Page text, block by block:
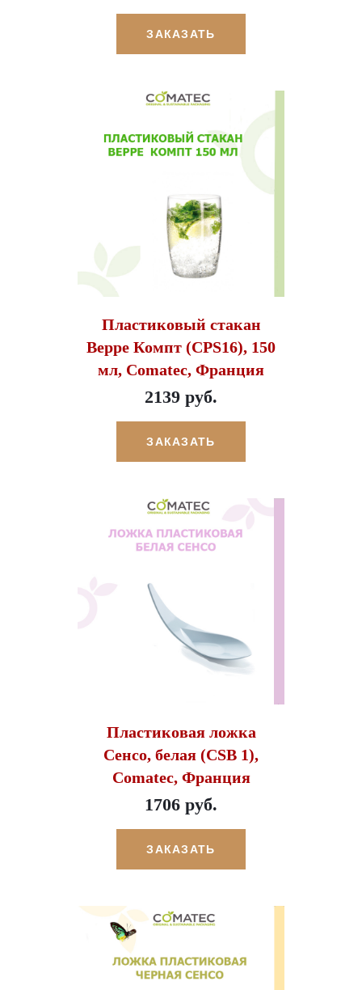
ЗАКАЗАТЬ
Пластиковый стакан
Верре Компт (CPS16), 150
мл, Comatec, Франция
2139 руб.
ЗАКАЗАТЬ
Пластиковая ложка
Сенсо, белая (CSB 1),
Comatec, Франция
1706 руб.
ЗАКАЗАТЬ